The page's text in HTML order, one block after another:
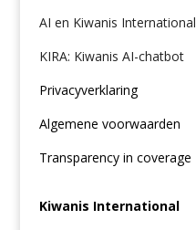
AI en Kiwanis International
KIRA: Kiwanis AI-chatbot
Privacyverklaring
Algemene voorwaarden
Transparency in coverage
Kiwanis International